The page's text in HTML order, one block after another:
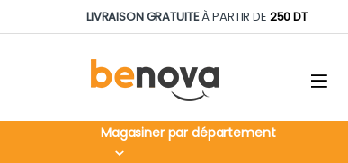
Skip to navigation
Skip to contentLIVRAISON GRATUITEÀ PARTIR DE 250 DT
Magasiner par département